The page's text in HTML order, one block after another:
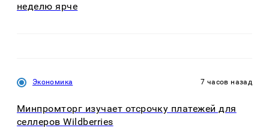
неделю ярче
Экономика 7 часов назад
Минпромторг изучает отсрочку платежей для
селлеров Wildberries